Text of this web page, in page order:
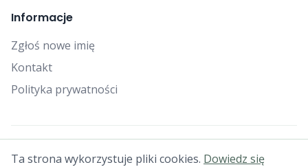
Informacje
Zgłoś nowe imię
Kontakt
Polityka prywatności
© 2025 Falcon Bytes. Wszelkie prawa zastrzeżone.
Ta strona wykorzystuje pliki cookies. Dowiedz się